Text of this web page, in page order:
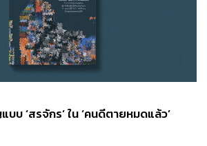
บ ‘สรจักร’ ใน ‘คนดีตายหมดแล้ว’